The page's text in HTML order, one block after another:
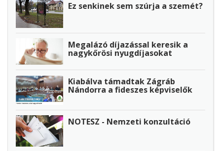
Ez senkinek sem szúrja a szemét?
Megalázó díjazással keresik a
nagykőrösi nyugdíjasokat
Kiabálva támadtak Zágráb
Nándorra a fideszes képviselők
NOTESZ - Nemzeti konzultáció